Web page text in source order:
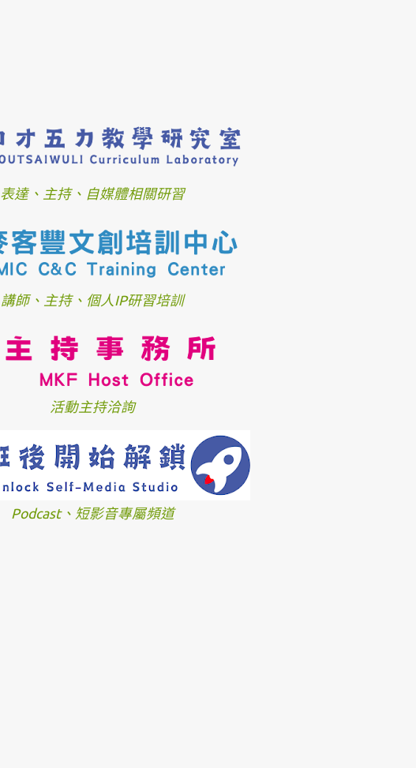
表達、主持、自媒體相關研習
講師、主持、個人IP研習培訓
活動主持洽詢
Podcast、短影音專屬頻道